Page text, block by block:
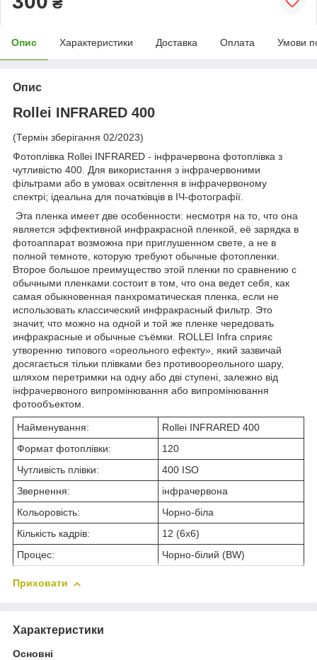
Опис Характеристики Доставка Оплата Умови
Опис
Rollei INFRARED 400
(Термін зберігання 02/2023)
Фотоплівка Rollei INFRARED - інфрачервона фотоплівка з
чутливістю 400. Для використання з інфрачервоними
фільтрами або в умовах освітлення в інфрачервоному
спектрі; ідеальна для початківців в ІЧ-фотографії.
Эта пленка имеет две особенности: несмотря на то, что она
является эффективной инфракрасной пленкой, её зарядка в
фотоаппарат возможна при приглушенном свете, а не в
полной темноте, которую требуют обычные фотопленки.
Второе большое преимущество этой пленки по сравнению с
обычными пленками состоит в том, что она ведет себя, как
самая обыкновенная панхроматическая пленка, если не
использовать классический инфракрасный фильтр. Это
значит, что можно на одной и той же пленке чередовать
инфракрасные и обычные съёмки. ROLLEI Infra сприяє
утворенню типового «ореольного ефекту», який зазвичай
досягається тільки плівками без противоореольного шару,
шляхом перетримки на одну або дві ступені, залежно від
інфрачервоного випромінювання або випромінювання
фотообъектом.
Найменування:
Rollei INFRARED 400
Формат фотоплівки:
120
Чутливість плівки:
400 ISO
Звернення:
інфрачервона
Кольоровість:
Чорно-біла
Кількість кадрів:
12 (6x6)
Процес:
Чорно-білий (BW)
Приховати
Характеристики
Основні